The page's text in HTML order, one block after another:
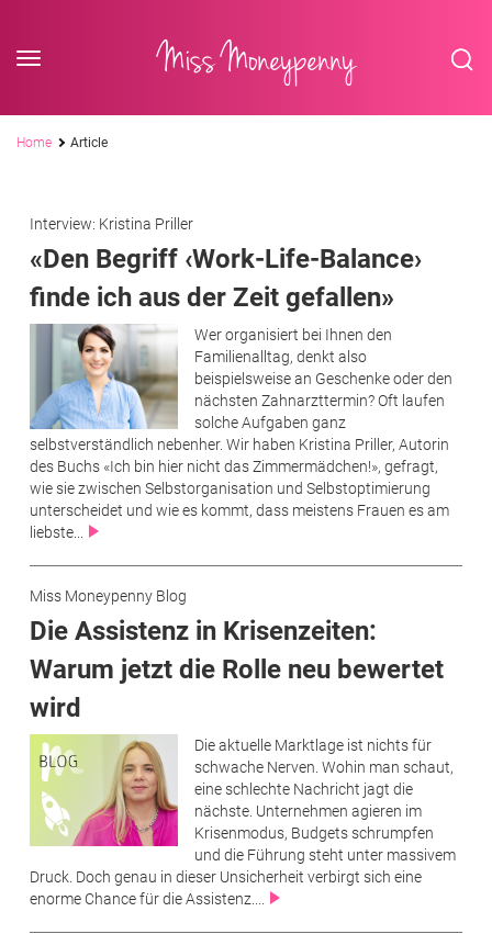
Miss Moneypenny
Pfadnavigation
Home Article
Interview: Kristina Priller
«Den Begriff ‹Work-Life-Balance›
finde ich aus der Zeit gefallen»
Wer organisiert bei Ihnen den
Familienalltag, denkt also
beispielsweise an Geschenke oder den
nächsten Zahnarzttermin? Oft laufen
solche Aufgaben ganz
selbstverständlich nebenher. Wir haben Kristina Priller, Autorin
des Buchs «Ich bin hier nicht das Zimmermädchen!», gefragt,
wie sie zwischen Selbstorganisation und Selbstoptimierung
unterscheidet und wie es kommt, dass meistens Frauen es am
liebste...
Miss Moneypenny Blog
Die Assistenz in Krisenzeiten:
Warum jetzt die Rolle neu bewertet
wird
Die aktuelle Marktlage ist nichts für
schwache Nerven. Wohin man schaut,
eine schlechte Nachricht jagt die
nächste. Unternehmen agieren im
Krisenmodus, Budgets schrumpfen
und die Führung steht unter massivem
Druck. Doch genau in dieser Unsicherheit verbirgt sich eine
enorme Chance für die Assistenz....